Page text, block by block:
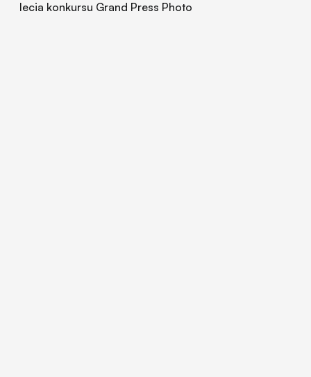
lecia konkursu Grand Press Photo